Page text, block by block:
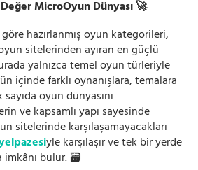
MicroOyun Dünyası 🚀
hazırlanmış oyun kategorileri,
sitelerinden ayıran en güçlü
yalnızca temel oyun türleriyle
içinde farklı oynanışlara, temalara
oyun dünyasını
ve kapsamlı yapı sayesinde
sitelerinde karşılaşamayacakları
yle karşılaşır ve tek bir yerde
imkânı bulur. 🗃️